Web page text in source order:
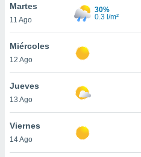
de
cookies
aceptar
Martes
11 Ago
30%
0.3 l/m²
Miércoles
12 Ago
Jueves
13 Ago
Viernes
14 Ago